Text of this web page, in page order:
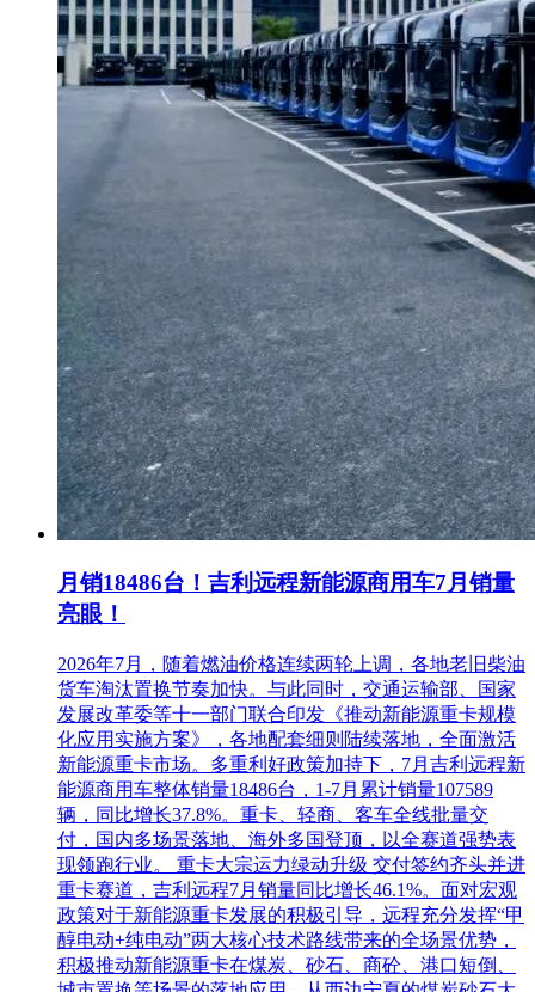
月销18486台！吉利远程新能源商用车7月销量
亮眼！
2026年7月，随着燃油价格连续两轮上调，各地老旧柴油
货车淘汰置换节奏加快。与此同时，交通运输部、国家
发展改革委等十一部门联合印发《推动新能源重卡规模
化应用实施方案》，各地配套细则陆续落地，全面激活
新能源重卡市场。多重利好政策加持下，7月吉利远程新
能源商用车整体销量18486台，1-7月累计销量107589
辆，同比增长37.8%。重卡、轻商、客车全线批量交
付，国内多场景落地、海外多国登顶，以全赛道强势表
现领跑行业。 重卡大宗运力绿动升级 交付签约齐头并进
重卡赛道，吉利远程7月销量同比增长46.1%。面对宏观
政策对于新能源重卡发展的积极引导，远程充分发挥“甲
醇电动+纯电动”两大核心技术路线带来的全场景优势，
积极推动新能源重卡在煤炭、砂石、商砼、港口短倒、